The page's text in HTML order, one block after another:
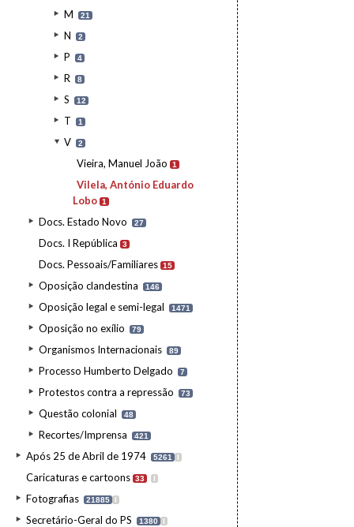
M 21
N 2
P 4
R 8
S 12
T 1
V 2
Vieira, Manuel João 1
Vilela, António Eduardo
Lobo 1
Docs. Estado Novo 27
Docs. I República 3
Docs. Pessoais/Familiares 15
Oposição clandestina 146
Oposição legal e semi-legal 1471
Oposição no exílio 79
Organismos Internacionais 89
Processo Humberto Delgado 7
Protestos contra a repressão 73
Questão colonial 48
Recortes/Imprensa 421
Após 25 de Abril de 1974 5261 I
Caricaturas e cartoons 33 I
Fotografias 21885 I
Secretário-Geral do PS 1380 I